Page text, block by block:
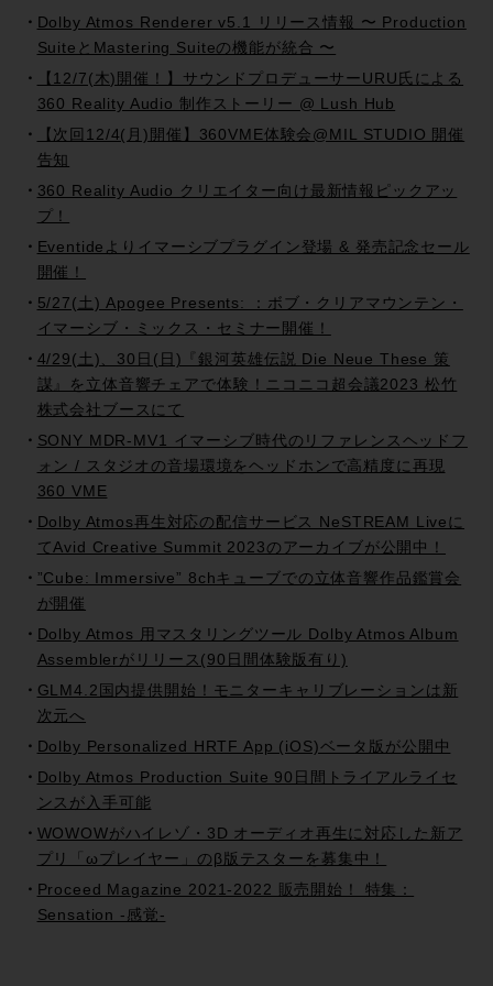
Dolby Atmos Renderer v5.1 リリース情報 〜 Production
SuiteとMastering Suiteの機能が統合 〜
【12/7(木)開催！】サウンドプロデューサーURU氏による
360 Reality Audio 制作ストーリー @ Lush Hub
【次回12/4(月)開催】360VME体験会@MIL STUDIO 開催
告知
360 Reality Audio クリエイター向け最新情報ピックアッ
プ！
Eventideよりイマーシブプラグイン登場 & 発売記念セール
開催！
5/27(土) Apogee Presents: ：ボブ・クリアマウンテン・
イマーシブ・ミックス・セミナー開催！
4/29(土)、30日(日)『銀河英雄伝説 Die Neue These 策
謀』を立体音響チェアで体験！ニコニコ超会議2023 松竹
株式会社ブースにて
SONY MDR-MV1 イマーシブ時代のリファレンスヘッドフ
ォン / スタジオの音場環境をヘッドホンで高精度に再現
360 VME
Dolby Atmos再生対応の配信サービス NeSTREAM Liveに
てAvid Creative Summit 2023のアーカイブが公開中！
”Cube: Immersive” 8chキューブでの立体音響作品鑑賞会
が開催
Dolby Atmos 用マスタリングツール Dolby Atmos Album
Assemblerがリリース(90日間体験版有り)
GLM4.2国内提供開始！モニターキャリブレーションは新
次元へ
Dolby Personalized HRTF App (iOS)ベータ版が公開中
Dolby Atmos Production Suite 90日間トライアルライセ
ンスが入手可能
WOWOWがハイレゾ・3D オーディオ再生に対応した新ア
プリ「ωプレイヤー」のβ版テスターを募集中！
Proceed Magazine 2021-2022 販売開始！ 特集：
Sensation -感覚-